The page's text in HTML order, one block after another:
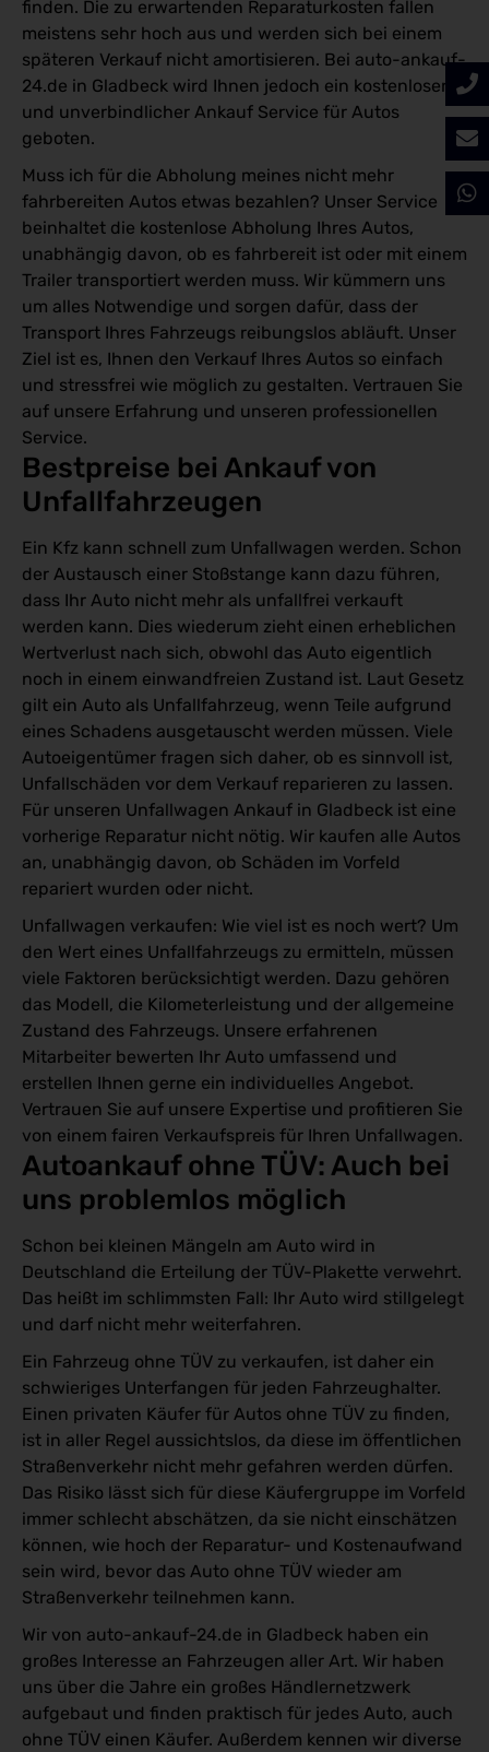
finden. Die zu erwartenden Reparaturkosten fallen
meistens sehr hoch aus und werden sich bei einem
späteren Verkauf nicht amortisieren. Bei auto-ankauf-
24.de in Gladbeck wird Ihnen jedoch ein kostenloser
und unverbindlicher Ankauf Service für Autos
geboten.
Muss ich für die Abholung meines nicht mehr
fahrbereiten Autos etwas bezahlen? Unser Service
beinhaltet die kostenlose Abholung Ihres Autos,
unabhängig davon, ob es fahrbereit ist oder mit einem
Trailer transportiert werden muss. Wir kümmern uns
um alles Notwendige und sorgen dafür, dass der
Transport Ihres Fahrzeugs reibungslos abläuft. Unser
Ziel ist es, Ihnen den Verkauf Ihres Autos so einfach
und stressfrei wie möglich zu gestalten. Vertrauen Sie
auf unsere Erfahrung und unseren professionellen
Service.
Bestpreise bei Ankauf von
Unfallfahrzeugen
Ein Kfz kann schnell zum Unfallwagen werden. Schon
der Austausch einer Stoßstange kann dazu führen,
dass Ihr Auto nicht mehr als unfallfrei verkauft
werden kann. Dies wiederum zieht einen erheblichen
Wertverlust nach sich, obwohl das Auto eigentlich
noch in einem einwandfreien Zustand ist. Laut Gesetz
gilt ein Auto als Unfallfahrzeug, wenn Teile aufgrund
eines Schadens ausgetauscht werden müssen. Viele
Autoeigentümer fragen sich daher, ob es sinnvoll ist,
Unfallschäden vor dem Verkauf reparieren zu lassen.
Für unseren Unfallwagen Ankauf in Gladbeck ist eine
vorherige Reparatur nicht nötig. Wir kaufen alle Autos
an, unabhängig davon, ob Schäden im Vorfeld
repariert wurden oder nicht.
Unfallwagen verkaufen: Wie viel ist es noch wert? Um
den Wert eines Unfallfahrzeugs zu ermitteln, müssen
viele Faktoren berücksichtigt werden. Dazu gehören
das Modell, die Kilometerleistung und der allgemeine
Zustand des Fahrzeugs. Unsere erfahrenen
Mitarbeiter bewerten Ihr Auto umfassend und
erstellen Ihnen gerne ein individuelles Angebot.
Vertrauen Sie auf unsere Expertise und profitieren Sie
von einem fairen Verkaufspreis für Ihren Unfallwagen.
Autoankauf ohne TÜV: Auch bei
uns problemlos möglich
Schon bei kleinen Mängeln am Auto wird in
Deutschland die Erteilung der TÜV-Plakette verwehrt.
Das heißt im schlimmsten Fall: Ihr Auto wird stillgelegt
und darf nicht mehr weiterfahren.
Ein Fahrzeug ohne TÜV zu verkaufen, ist daher ein
schwieriges Unterfangen für jeden Fahrzeughalter.
Einen privaten Käufer für Autos ohne TÜV zu finden,
ist in aller Regel aussichtslos, da diese im öffentlichen
Straßenverkehr nicht mehr gefahren werden dürfen.
Das Risiko lässt sich für diese Käufergruppe im Vorfeld
immer schlecht abschätzen, da sie nicht einschätzen
können, wie hoch der Reparatur- und Kostenaufwand
sein wird, bevor das Auto ohne TÜV wieder am
Straßenverkehr teilnehmen kann.
Wir von auto-ankauf-24.de in Gladbeck haben ein
großes Interesse an Fahrzeugen aller Art. Wir haben
uns über die Jahre ein großes Händlernetzwerk
aufgebaut und finden praktisch für jedes Auto, auch
ohne TÜV einen Käufer. Außerdem kennen wir diverse